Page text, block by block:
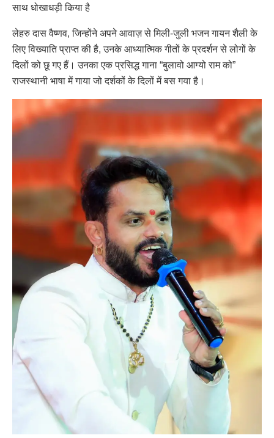
साथ धोखाधड़ी किया है
लेहरु दास वैष्णव, जिन्होंने अपने आवाज़ से मिली-जुली भजन गायन शैली के
लिए विख्याति प्राप्त की है, उनके आध्यात्मिक गीतों के प्रदर्शन से लोगों के
दिलों को छू गए हैं। उनका एक प्रसिद्ध गाना “बुलावो आग्यो राम को”
राजस्थानी भाषा में गाया जो दर्शकों के दिलों में बस गया है।